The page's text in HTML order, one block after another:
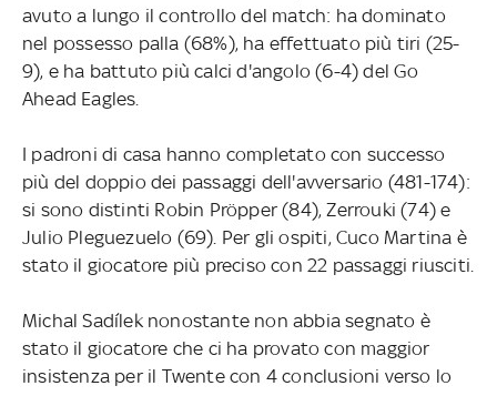
avuto a lungo il controllo del match: ha dominato
nel possesso palla (68%), ha effettuato più tiri (25-
9), e ha battuto più calci d'angolo (6-4) del Go
Ahead Eagles.
I padroni di casa hanno completato con successo
più del doppio dei passaggi dell'avversario (481-174):
si sono distinti Robin Pröpper (84), Zerrouki (74) e
Julio Pleguezuelo (69). Per gli ospiti, Cuco Martina è
stato il giocatore più preciso con 22 passaggi riusciti.
Michal Sadílek nonostante non abbia segnato è
stato il giocatore che ci ha provato con maggior
insistenza per il Twente con 4 conclusioni verso lo